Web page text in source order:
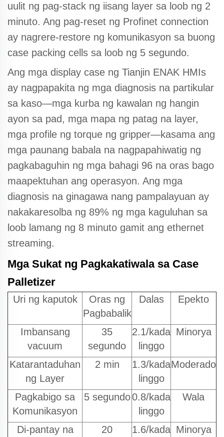
uulit ng pag-stack ng iisang layer sa loob ng 2
minuto. Ang pag-reset ng Profinet connection
ay nagrere-restore ng komunikasyon sa buong
case packing cells sa loob ng 5 segundo.
Ang mga display case ng Tianjin ENAK HMIs
ay nagpapakita ng mga diagnosis na partikular
sa kaso—mga kurba ng kawalan ng hangin
ayon sa pad, mga mapa ng patag na layer,
mga profile ng torque ng gripper—kasama ang
mga paunang babala na nagpapahiwatig ng
pagkabaguhin ng mga bahagi 96 na oras bago
maapektuhan ang operasyon. Ang mga
diagnosis na ginagawa nang pampalayuan ay
nakakaresolba ng 89% ng mga kaguluhan sa
loob lamang ng 8 minuto gamit ang ethernet
streaming.
Mga Sukat ng Pagkakatiwala sa Case
Palletizer
Uri ng kaputok
Oras ng
Pagbabalik
Dalas Epekto
Imbansang
vacuum
35
segundo
2.1/kada
linggo
Minorya
Katarantaduhan
ng Layer
2 min
1.3/kada
linggo
Moderado
Pagkabigo sa
Komunikasyon
5 segundo0.8/kada
linggo
Wala
Di-pantay na
20
1.6/kada Minorya